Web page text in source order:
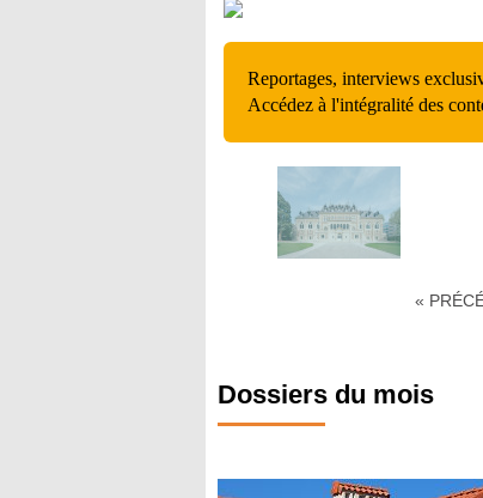
Reportages, interviews
Accédez à l'intégralité des
«
Dossiers du mois